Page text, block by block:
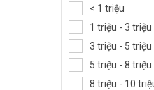
< 1 triệu
1 triệu - 3 triệu
3 triệu - 5 triệu
5 triệu - 8 triệu
8 triệu - 10